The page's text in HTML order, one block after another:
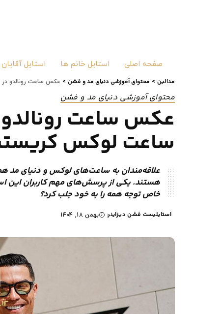
صفحه اصلی استایل خانم ها استایل آقایان
مدالین > محتوای آموزشی دنیای مد و فشن > عکس ساعت رونالدو در
محتوای آموزشی دنیای مد و فشن
عکس ساعت رونالدو
ساعت لوکس
علاقه‌مندان به ساعت‌های لوکس و دنیای مد
هستند. یکی از پرسش‌های مهم کاربران این
خاص توجه همه را به خود جلب کرد؟
استایلیست فشن دیزاینر بهمن 18, 1404